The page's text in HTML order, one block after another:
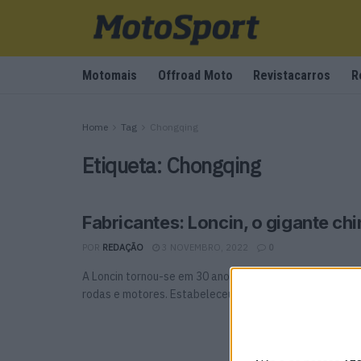
Motomais Offroad Moto Revistacarros
Home Tag Chongqing
Etiqueta: Chongqing
Fabricantes: Loncin, o gigante
REDAÇÃO 3 NOVEMBRO, 2022 0
A Loncin tornou-se em 30 anos num dos maiores
rodas e motores. Estabeleceu a partir de 2005 ...